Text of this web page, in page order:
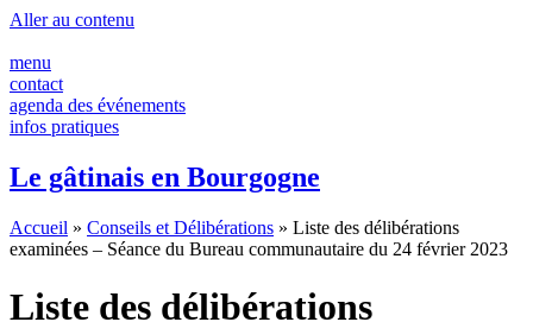
Panneau de gestion des cookies
Aller au contenu
menu
contact
agenda des événements
infos pratiques
Le gâtinais en Bourgogne
Accueil » Conseils et Délibérations » Liste des délibérations
examinées – Séance du Bureau communautaire du 24 février 2023
Liste des délibérations